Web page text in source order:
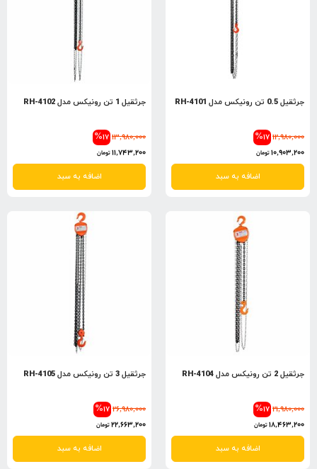
جرثقیل 0.5 تن رونیکس مدل RH-4101
%17 12,980,000
10,903,200تومان
اضافه به سبد
جرثقیل 1 تن رونیکس مدل RH-4102
%17 13,980,000
11,743,200تومان
اضافه به سبد
جرثقیل 2 تن رونیکس مدل RH-4104
%17 21,980,000
18,463,200تومان
اضافه به سبد
جرثقیل 3 تن رونیکس مدل RH-4105
%17 26,980,000
22,663,200تومان
اضافه به سبد